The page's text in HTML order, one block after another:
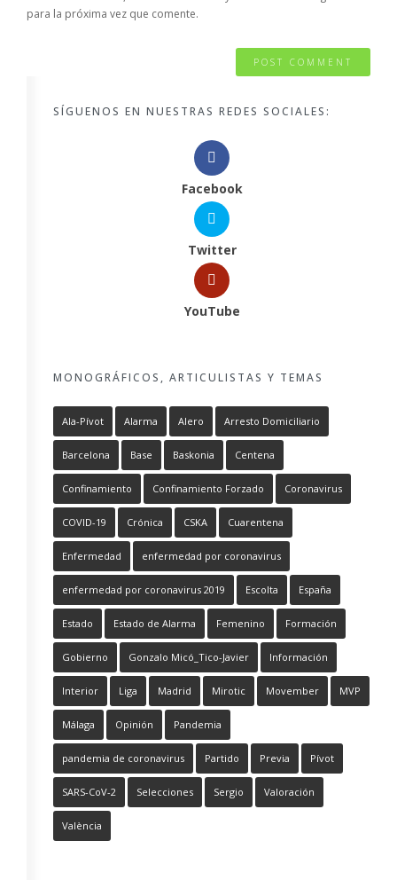
para la próxima vez que comente.
SÍGUENOS EN NUESTRAS REDES SOCIALES:
Facebook
Twitter
YouTube
MONOGRÁFICOS, ARTICULISTAS Y TEMAS
Ala-Pívot Alarma Alero Arresto Domiciliario
Barcelona Base Baskonia Centena
Confinamiento Confinamiento Forzado Coronavirus
COVID-19 Crónica CSKA Cuarentena
Enfermedad enfermedad por coronavirus
enfermedad por coronavirus 2019 Escolta España
Estado Estado de Alarma Femenino Formación
Gobierno Gonzalo Micó_Tico-Javier Información
Interior Liga Madrid Mirotic Movember MVP
Málaga Opinión Pandemia
pandemia de coronavirus Partido Previa Pívot
SARS-CoV-2 Selecciones Sergio Valoración
València